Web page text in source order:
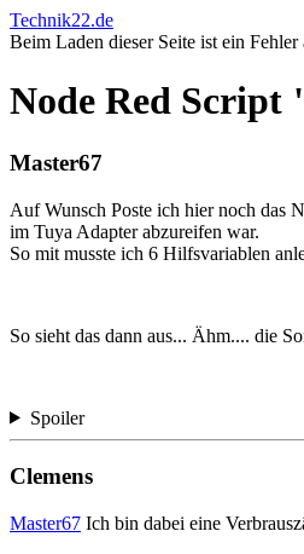
Technik22.de
Beim Laden dieser Seite ist ein Fehler
Node Red
Master67
Auf Wunsch Poste ich hier noch das
im Tuya Adapter abzureifen war.
So mit musste ich 6 Hilfsvariablen
So sieht das dann aus... Ähm.... die
Spoiler
Clemens
Master67 Ich bin dabei eine